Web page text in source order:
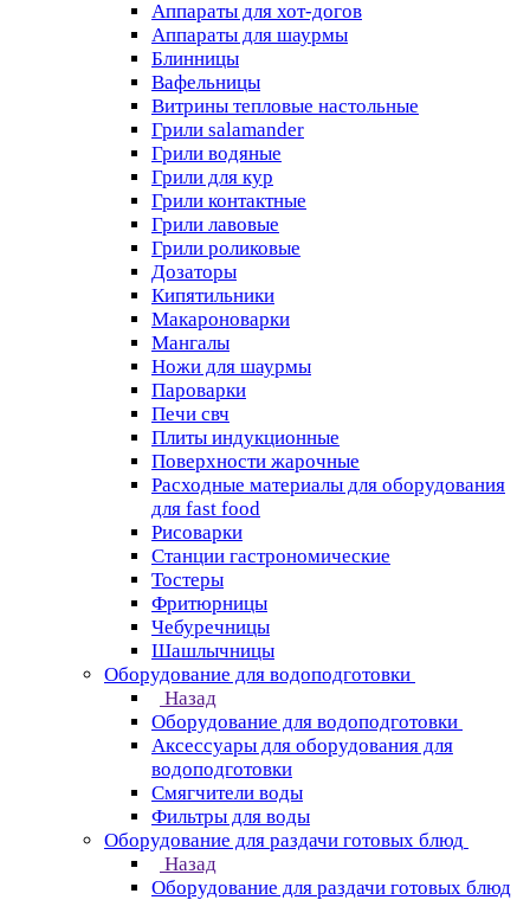
Аппараты для хот-догов
Аппараты для шаурмы
Блинницы
Вафельницы
Витрины тепловые настольные
Грили salamander
Грили водяные
Грили для кур
Грили контактные
Грили лавовые
Грили роликовые
Дозаторы
Кипятильники
Макароноварки
Мангалы
Ножи для шаурмы
Пароварки
Печи свч
Плиты индукционные
Поверхности жарочные
Расходные материалы для оборудования
для fast food
Рисоварки
Станции гастрономические
Тостеры
Фритюрницы
Чебуречницы
Шашлычницы
Оборудование для водоподготовки
Назад
Оборудование для водоподготовки
Аксессуары для оборудования для
водоподготовки
Смягчители воды
Фильтры для воды
Оборудование для раздачи готовых блюд
Назад
Оборудование для раздачи готовых блюд